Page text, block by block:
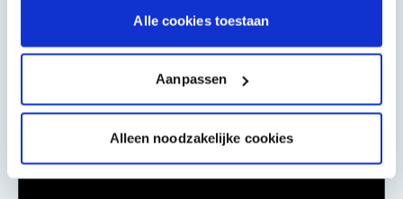
Alle cookies toestaan
Aanpassen
Alleen noodzakelijke cookies
Bekijk de doet-het-zelf video